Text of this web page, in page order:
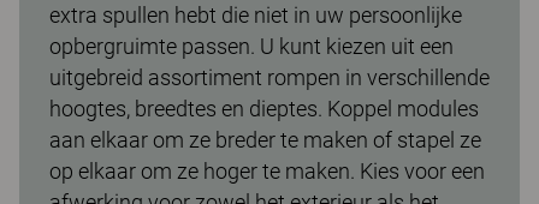
extra spullen hebt die niet in uw persoonlijke
opbergruimte passen. U kunt kiezen uit een
uitgebreid assortiment rompen in verschillende
hoogtes, breedtes en dieptes. Koppel modules
aan elkaar om ze breder te maken of stapel ze
op elkaar om ze hoger te maken. Kies voor een